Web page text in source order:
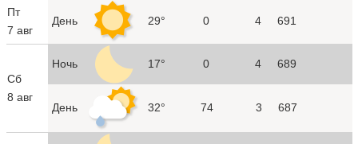
Пт
7 авг
День 29° 0 4 691
Сб
8 авг
Ночь 17° 0 4 689
День 32° 74 3 687